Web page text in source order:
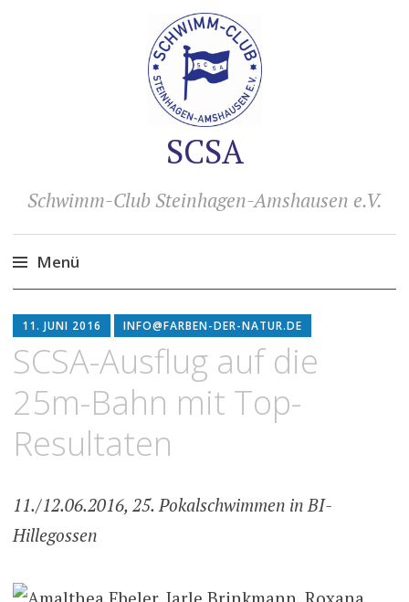
SCSA
Schwimm-Club Steinhagen-Amshausen e.V.
Menü
Inhalt
springen
11. JUNI 2016 INFO@FARBEN-DER-NATUR.DE
SCSA-Ausflug auf die
25m-Bahn mit Top-
Resultaten
11./12.06.2016, 25. Pokalschwimmen in BI-
Hillegossen